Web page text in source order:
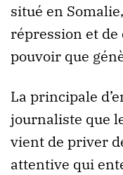
situé en
répression et
pouvoir que
La principale
journaliste que
vient de priver
attentive qui